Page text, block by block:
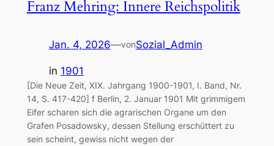
Franz Mehring: Innere Reichspolitik
Jan. 4, 2026—vonSozial_Admin
in 1901
[Die Neue Zeit, XIX. Jahrgang 1900-1901, I. Band, Nr.
14, S. 417-420] f Berlin, 2. Januar 1901 Mit grimmigem
Eifer scharen sich die agrarischen Organe um den
Grafen Posadowsky, dessen Stellung erschüttert zu
sein scheint, gewiss nicht wegen der